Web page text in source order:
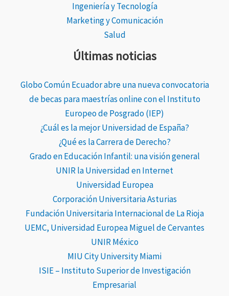
Ingeniería y Tecnología
Marketing y Comunicación
Salud
Últimas noticias
Globo Común Ecuador abre una nueva convocatoria
de becas para maestrías online con el Instituto
Europeo de Posgrado (IEP)
¿Cuál es la mejor Universidad de España?
¿Qué es la Carrera de Derecho?
Grado en Educación Infantil: una visión general
UNIR la Universidad en Internet
Universidad Europea
Corporación Universitaria Asturias
Fundación Universitaria Internacional de La Rioja
UEMC, Universidad Europea Miguel de Cervantes
UNIR México
MIU City University Miami
ISIE – Instituto Superior de Investigación
Empresarial